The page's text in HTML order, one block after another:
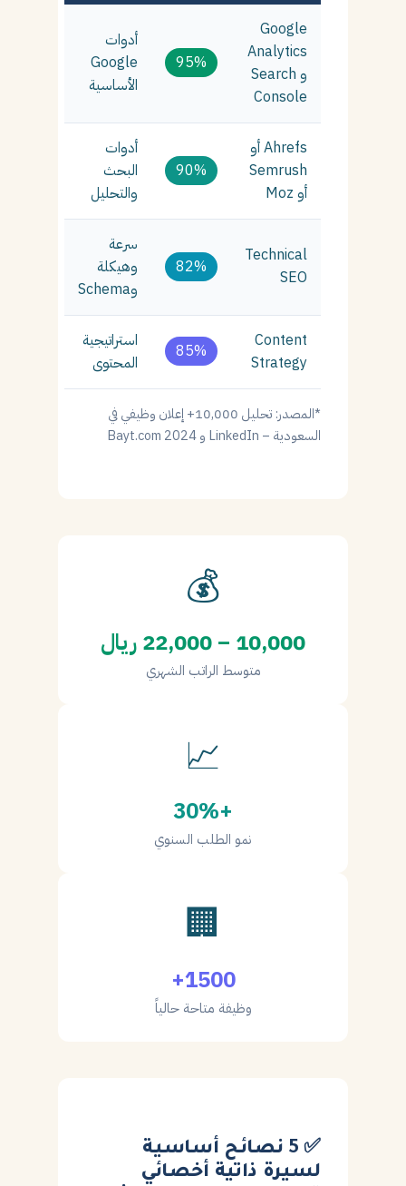
Google
Analytics
و Search
Console
95%
أدوات
Google
الأساسية
Ahrefs أو
Semrush
أو Moz
90%
أدوات
البحث
والتحليل
Technical
SEO
82%
سرعة
وهيكلة
وSchema
Content
Strategy
85%
استراتيجية
المحتوى
*المصدر: تحليل 10,000+ إعلان وظيفي في
السعودية – LinkedIn و Bayt.com 2024
💰
10,000 – 22,000 ريال
متوسط الراتب الشهري
📈
+30%
نمو الطلب السنوي
🏢
1500+
وظيفة متاحة حالياً
✅ 5 نصائح أساسية
لسيرة ذاتية أخصائي